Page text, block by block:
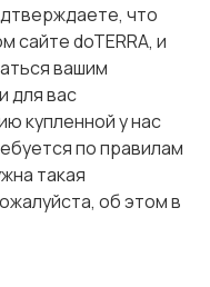
что
сайте doTERRA, и
вашим
для вас
купленной у нас
по правилам
такая
об этом в